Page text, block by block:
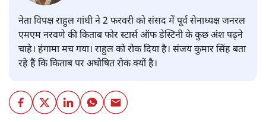
नेता विपक्ष राहुल गांधी ने 2 फरवरी को संसद में पूर्व सेनाध्यक्ष जनरल
एमएम नरवणे की किताब फोर स्टार्स ऑफ डेस्टिनी के कुछ अंश पढ़ने
चाहे। हंगामा मच गया। राहुल को रोक दिया है। संजय कुमार सिंह बता
रहे हैं कि किताब पर अघोषित रोक क्यों है।